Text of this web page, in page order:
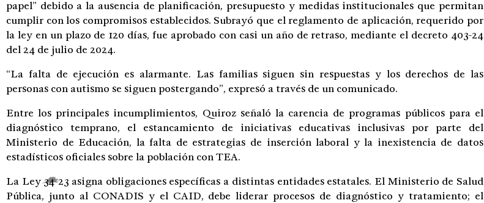
papel” debido a la ausencia de planificación, presupuesto y medidas institucionales que permitan
cumplir con los compromisos establecidos. Subrayó que el reglamento de aplicación, requerido por
la ley en un plazo de 120 días, fue aprobado con casi un año de retraso, mediante el decreto 403-24
del 24 de julio de 2024.
“La falta de ejecución es alarmante. Las familias siguen sin respuestas y los derechos de las
personas con autismo se siguen postergando”, expresó a través de un comunicado.
Entre los principales incumplimientos, Quiroz señaló la carencia de programas públicos para el
diagnóstico temprano, el estancamiento de iniciativas educativas inclusivas por parte del
Ministerio de Educación, la falta de estrategias de inserción laboral y la inexistencia de datos
estadísticos oficiales sobre la población con TEA.
La Ley 34-23 asigna obligaciones específicas a distintas entidades estatales. El Ministerio de Salud
Pública, junto al CONADIS y el CAID, debe liderar procesos de diagnóstico y tratamiento; el